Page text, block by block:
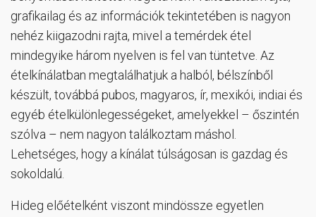
grafikailag és az információk tekintetében is nagyon
nehéz kiigazodni rajta, mivel a temérdek étel
mindegyike három nyelven is fel van tüntetve. Az
ételkínálatban megtalálhatjuk a halból, bélszínből
készült, továbbá pubos, magyaros, ír, mexikói, indiai és
egyéb ételkülönlegességeket, amelyekkel – őszintén
szólva – nem nagyon találkoztam máshol.
Lehetséges, hogy a kínálat túlságosan is gazdag és
sokoldalú.
Hideg előételként viszont mindössze egyetlen